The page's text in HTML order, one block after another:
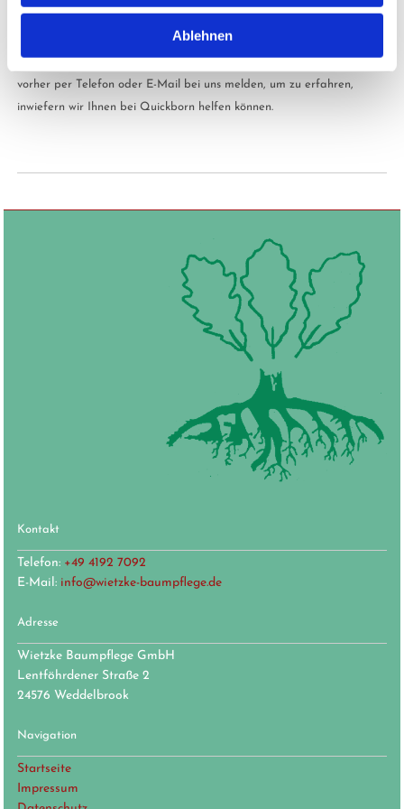
Ablehnen
können, welche Pflegemaßnahmen für Ihre Bäume infrage kommen.
Natürlich betreuen wir jeden Kunden individuell, sodass wir genau
vorher per Telefon oder E-Mail bei uns melden, um zu erfahren,
inwiefern wir Ihnen bei Quickborn helfen können.
Kontakt
Telefon: +49 4192 7092
E-Mail: info@wietzke-baumpflege.de
Adresse
Wietzke Baumpflege GmbH
Lentföhrdener Straße 2
24576 Weddelbrook
Navigation
Startseite
Impressum